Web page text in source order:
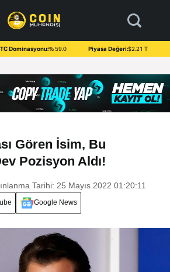
Dominasyonu:% 59.0 Piyasa Değeri:$2.21 T
Gören İsim, Bu
Pozisyon Aldı!
Tarihi: 25 Mayıs 2022 01:20:11
Google News